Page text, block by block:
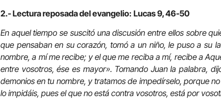
2.- Lectura reposada del evangelio: Lucas 9, 46-50
En aquel tiempo se suscitó una discusión entre ellos sobre
que pensaban en su corazón, tomó a un niño, le puso a su
nombre, a mí me recibe; y el que me reciba a mí, recibe a
entre vosotros, ése es mayor». Tomando Juan la palabra,
demonios en tu nombre, y tratamos de impedírselo, porque
lo impidáis, pues el que no está contra vosotros, está por